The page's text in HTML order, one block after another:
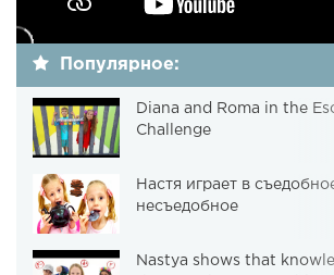
Популярное:
Diana and Roma in the
Challenge
Настя играет в
несъедобное
Nastya shows that